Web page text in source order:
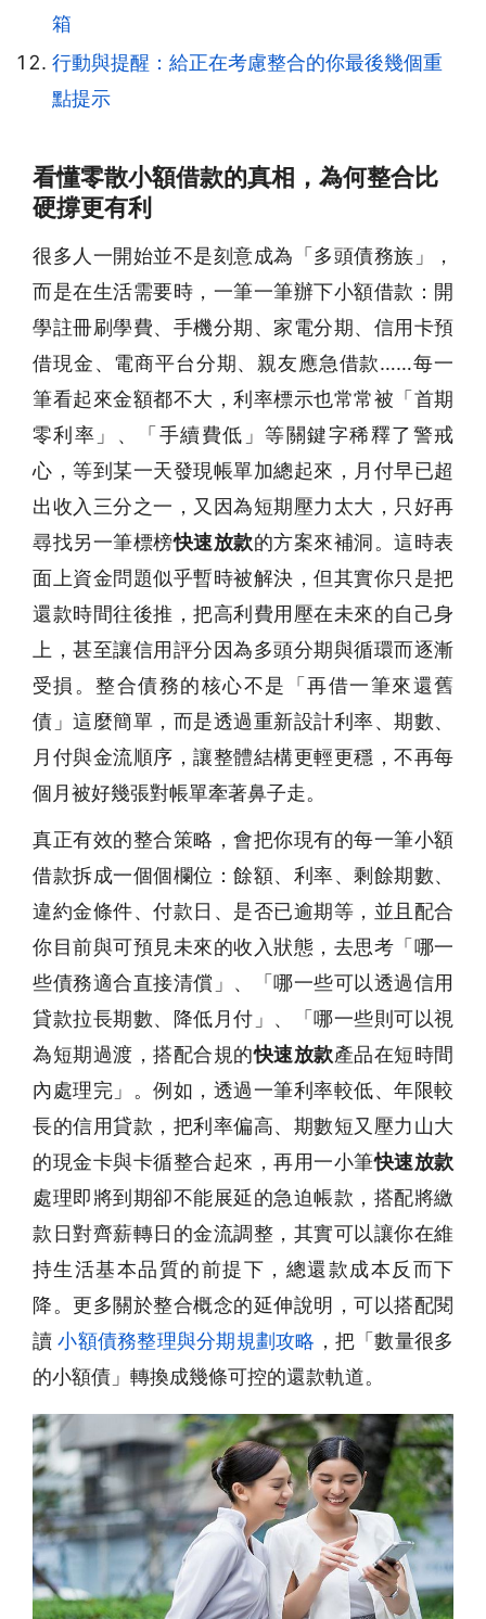
箱
行動與提醒：給正在考慮整合的你最後幾個重
點提示
看懂零散小額借款的真相，為何整合比
硬撐更有利
很多人一開始並不是刻意成為「多頭債務族」，
而是在生活需要時，一筆一筆辦下小額借款：開
學註冊刷學費、手機分期、家電分期、信用卡預
借現金、電商平台分期、親友應急借款……每一
筆看起來金額都不大，利率標示也常常被「首期
零利率」、「手續費低」等關鍵字稀釋了警戒
心，等到某一天發現帳單加總起來，月付早已超
出收入三分之一，又因為短期壓力太大，只好再
尋找另一筆標榜快速放款的方案來補洞。這時表
面上資金問題似乎暫時被解決，但其實你只是把
還款時間往後推，把高利費用壓在未來的自己身
上，甚至讓信用評分因為多頭分期與循環而逐漸
受損。整合債務的核心不是「再借一筆來還舊
債」這麼簡單，而是透過重新設計利率、期數、
月付與金流順序，讓整體結構更輕更穩，不再每
個月被好幾張對帳單牽著鼻子走。
真正有效的整合策略，會把你現有的每一筆小額
借款拆成一個個欄位：餘額、利率、剩餘期數、
違約金條件、付款日、是否已逾期等，並且配合
你目前與可預見未來的收入狀態，去思考「哪一
些債務適合直接清償」、「哪一些可以透過信用
貸款拉長期數、降低月付」、「哪一些則可以視
為短期過渡，搭配合規的快速放款產品在短時間
內處理完」。例如，透過一筆利率較低、年限較
長的信用貸款，把利率偏高、期數短又壓力山大
的現金卡與卡循整合起來，再用一小筆快速放款
處理即將到期卻不能展延的急迫帳款，搭配將繳
款日對齊薪轉日的金流調整，其實可以讓你在維
持生活基本品質的前提下，總還款成本反而下
降。更多關於整合概念的延伸說明，可以搭配閱
讀 小額債務整理與分期規劃攻略 ，把「數量很多
的小額債」轉換成幾條可控的還款軌道。